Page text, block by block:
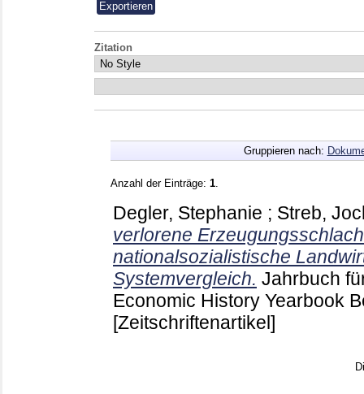
Zitation
Gruppieren nach:
Anzahl der Einträge: 1
Degler, Stephanie ; Streb,
verlorene
nationalsozialistische
Systemvergleich. Jahrbuch
Economic History Yearbook
[Zeitschriftenartikel]